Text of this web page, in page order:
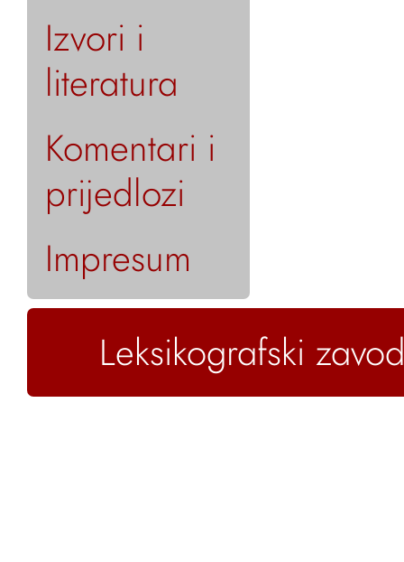
Izvori i
literatura
Komentari i
prijedlozi
Impresum
Leksikografski